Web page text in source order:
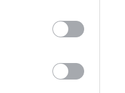
Δες εδώ! ❯